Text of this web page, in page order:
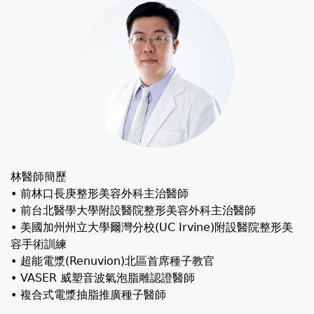
林醫師簡歷
• 前林口長庚整形美容外科主治醫師
• 前台北醫學大學附設醫院整形美容外科主治醫師
• 美國加州州立大學爾灣分校(UC Irvine)附設醫院整形美
容手術訓練
• 超能電漿(Renuvion)北區首席種子教官
• VASER 威塑音波氣泡脂雕認證醫師
• 複合式電漿抽脂推廣種子醫師